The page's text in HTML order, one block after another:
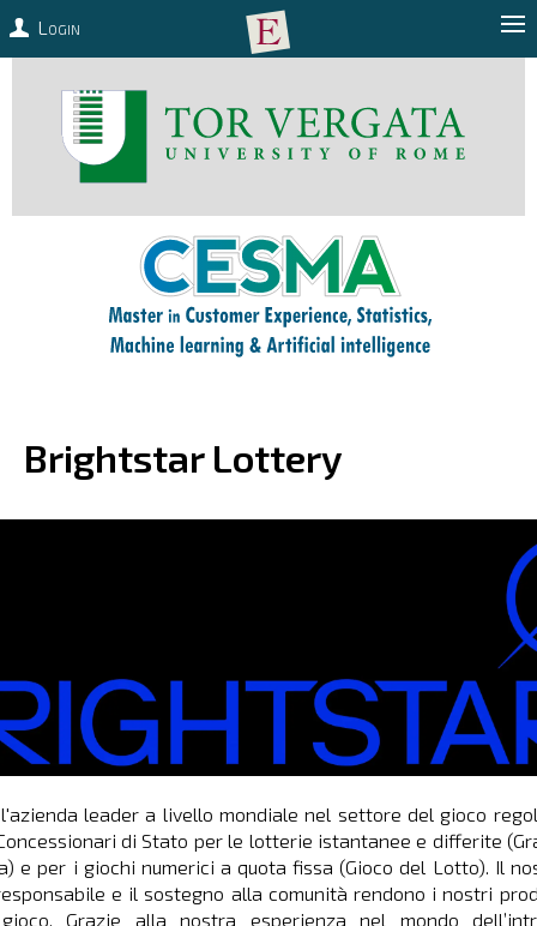
Login
Brightstar Lottery
leader a livello mondiale nel settore del gioco
di Stato per le lotterie istantanee e differite
e per i giochi numerici a quota fissa (Gioco del Lotto). Il
e il sostegno alla comunità rendono i nostri
Grazie alla nostra esperienza nel mondo